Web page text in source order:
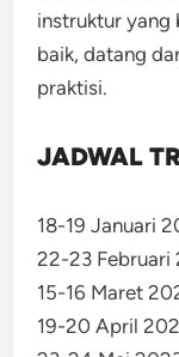
instruktur yang
baik, datang
praktisi.
JADWAL
18-19 Januari
22-23 Februari
15-16 Maret
19-20 April